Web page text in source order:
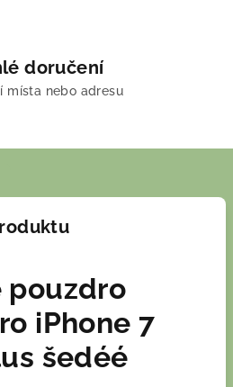
doručení
místa nebo adresu
pouzdro
iPhone 7
šedéé